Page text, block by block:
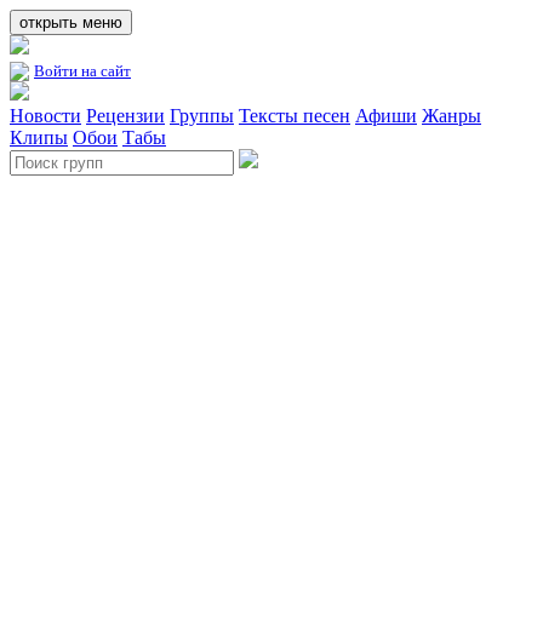
открыть меню
Войти на сайт
Новости Рецензии Группы Тексты песен Афиши Жанры
Клипы Обои Табы